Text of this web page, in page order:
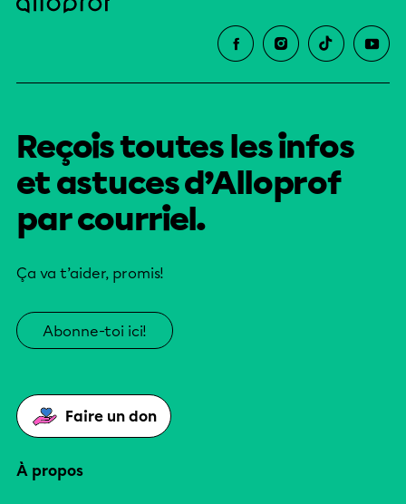
Reçois toutes les infos
et astuces d’Alloprof
par courriel.
Ça va t’aider, promis!
Abonne-toi ici!
Faire un don
À propos